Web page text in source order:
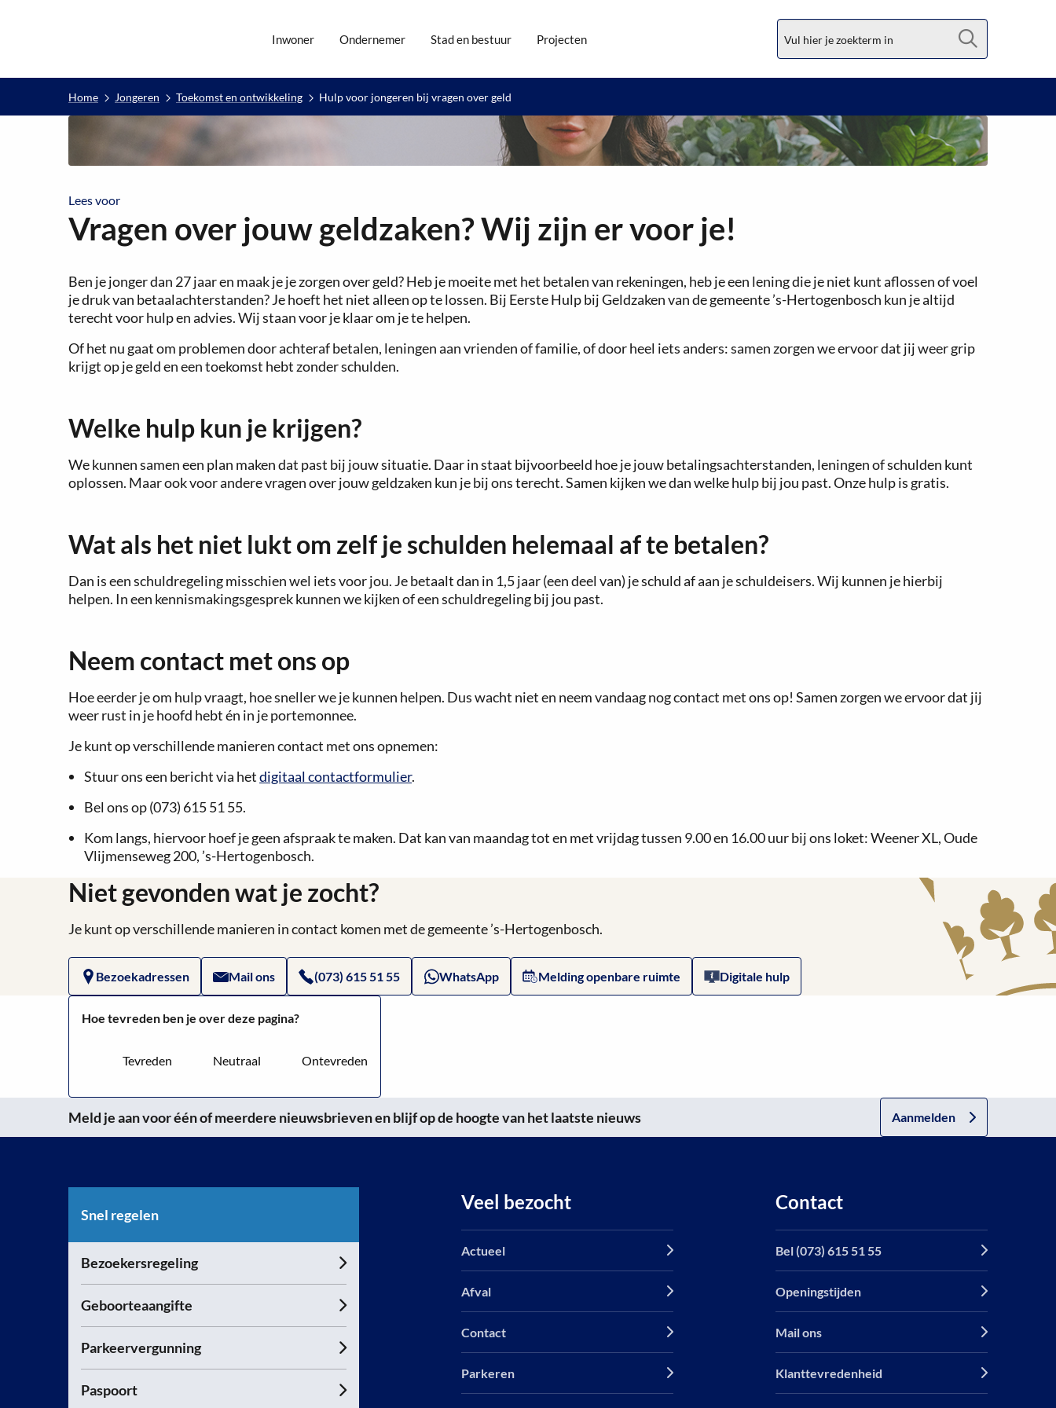
Inwoner Ondernemer Stad en bestuur Projecten
Home Jongeren Toekomst en ontwikkeling Hulp voor jongeren bij vragen over geld
Lees voorLees voor
Vragen over jouw geldzaken? Wij zijn er voor je!
Ben je jonger dan 27 jaar en maak je je zorgen over geld? Heb je moeite met het betalen van rekeningen, heb je een lening die je niet kunt aflossen of voel
je druk van betaalachterstanden? Je hoeft het niet alleen op te lossen. Bij Eerste Hulp bij Geldzaken van de gemeente ’s-Hertogenbosch kun je altijd
terecht voor hulp en advies. Wij staan voor je klaar om je te helpen.
Of het nu gaat om problemen door achteraf betalen, leningen aan vrienden of familie, of door heel iets anders: samen zorgen we ervoor dat jij weer grip
krijgt op je geld en een toekomst hebt zonder schulden.
Welke hulp kun je krijgen?
We kunnen samen een plan maken dat past bij jouw situatie. Daar in staat bijvoorbeeld hoe je jouw betalingsachterstanden, leningen of schulden kunt
oplossen. Maar ook voor andere vragen over jouw geldzaken kun je bij ons terecht. Samen kijken we dan welke hulp bij jou past. Onze hulp is gratis.
Wat als het niet lukt om zelf je schulden helemaal af te betalen?
Dan is een schuldregeling misschien wel iets voor jou. Je betaalt dan in 1,5 jaar (een deel van) je schuld af aan je schuldeisers. Wij kunnen je hierbij
helpen. In een kennismakingsgesprek kunnen we kijken of een schuldregeling bij jou past.
Neem contact met ons op
Hoe eerder je om hulp vraagt, hoe sneller we je kunnen helpen. Dus wacht niet en neem vandaag nog contact met ons op! Samen zorgen we ervoor dat jij
weer rust in je hoofd hebt én in je portemonnee.
Je kunt op verschillende manieren contact met ons opnemen:
Stuur ons een bericht via hetdigitaal contactformulier.
Bel ons op (073) 615 51 55.
Kom langs, hiervoor hoef je geen afspraak te maken. Dat kan van maandag tot en met vrijdag tussen 9.00 en 16.00 uur bij ons loket: Weener XL, Oude
Vlijmenseweg 200, ’s-Hertogenbosch.
Niet gevonden wat je zocht?
Je kunt op verschillende manieren in contact komen met de gemeente ’s-Hertogenbosch.
Bezoekadressen Mail ons (073) 615 51 55 WhatsApp Melding openbare ruimte Digitale hulp
Hoe tevreden ben je over deze pagina?
Tevreden Neutraal Ontevreden
Meld je aan voor één of meerdere nieuwsbrieven en blijf op de hoogte van het laatste nieuws Aanmelden
Snel regelen
Bezoekersregeling
Geboorteaangifte
Parkeervergunning
Paspoort
Veel bezocht
Actueel
Afval
Contact
Parkeren
Contact
Bel (073) 615 51 55
Openingstijden
Mail ons
Klanttevredenheid